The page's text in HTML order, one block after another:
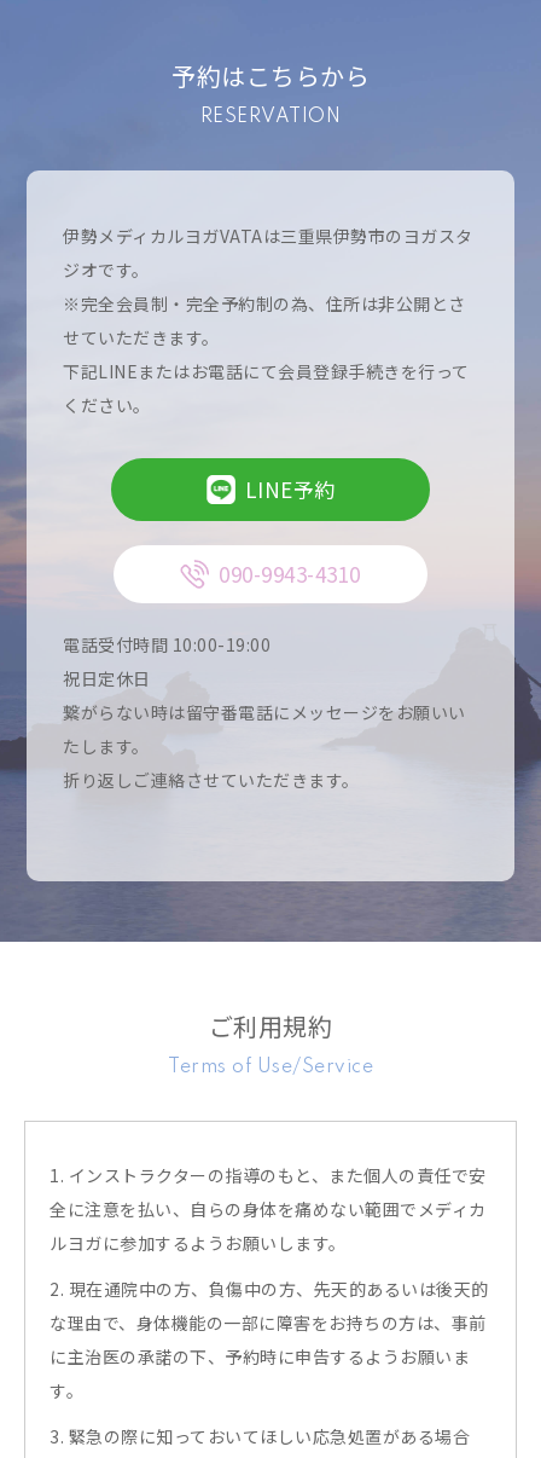
予約はこちらから
RESERVATION
伊勢メディカルヨガVATAは三重県伊勢市のヨガスタ
ジオです。
※完全会員制・完全予約制の為、住所は非公開とさ
せていただきます。
下記LINEまたはお電話にて会員登録手続きを行って
ください。
LINE予約
090-9943-4310
電話受付時間 10:00-19:00
祝日定休日
繋がらない時は留守番電話にメッセージをお願いい
たします。
折り返しご連絡させていただきます。
ご利用規約
Terms of Use/Service
1. インストラクターの指導のもと、また個人の責任で安
全に注意を払い、自らの身体を痛めない範囲でメディカ
ルヨガに参加するようお願いします。
2. 現在通院中の方、負傷中の方、先天的あるいは後天的
な理由で、身体機能の一部に障害をお持ちの方は、事前
に主治医の承諾の下、予約時に申告するようお願いま
す。
3. 緊急の際に知っておいてほしい応急処置がある場合